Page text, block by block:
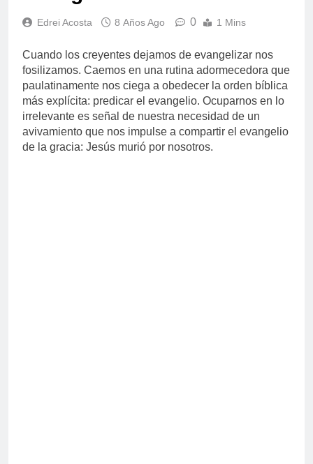
Edrei Acosta 8 Años Ago 0 1 Mins
Cuando los creyentes dejamos de evangelizar nos
fosilizamos. Caemos en una rutina adormecedora que
paulatinamente nos ciega a obedecer la orden bíblica
más explícita: predicar el evangelio. Ocuparnos en lo
irrelevante es señal de nuestra necesidad de un
avivamiento que nos impulse a compartir el evangelio
de la gracia: Jesús murió por nosotros.